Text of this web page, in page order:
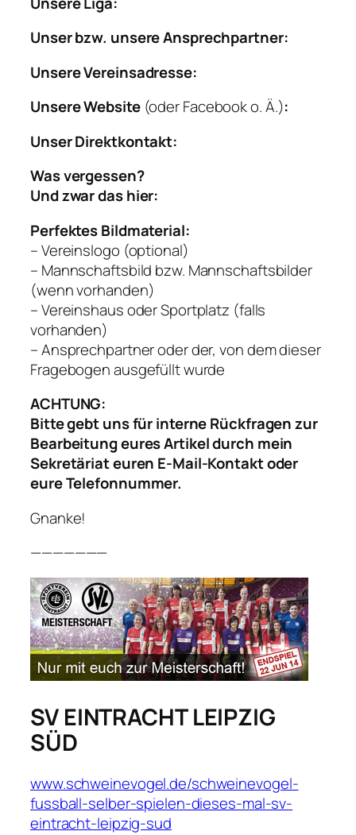
Unser bzw. unsere Ansprechpartner:
Unsere Vereinsadresse:
Unsere Website(oder Facebook o. Ä.):
Unser Direktkontakt:
Was vergessen?
Und zwar das hier:
Perfektes Bildmaterial:
– Vereinslogo (optional)
– Mannschaftsbild bzw. Mannschaftsbilder
(wenn vorhanden)
– Vereinshaus oder Sportplatz (falls
vorhanden)
– Ansprechpartner oder der, von dem dieser
Fragebogen ausgefüllt wurde
ACHTUNG:
Bitte gebt uns für interne Rückfragen zur
Bearbeitung eures Artikel durch mein
Sekretäriat euren E-Mail-Kontakt oder
eure Telefonnummer.
Gnanke!
———————
SV EINTRACHT LEIPZIG
SÜD
www.schweinevogel.de/schweinevogel-
fussball-selber-spielen-dieses-mal-sv-
eintracht-leipzig-sud